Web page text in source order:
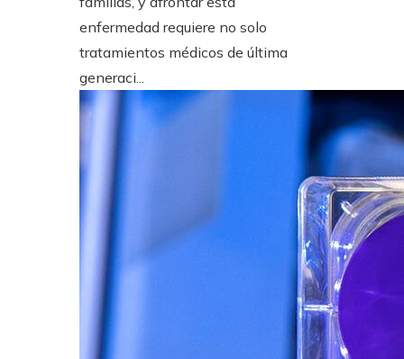
enfermedad requiere no solo
tratamientos médicos de última
generaci...